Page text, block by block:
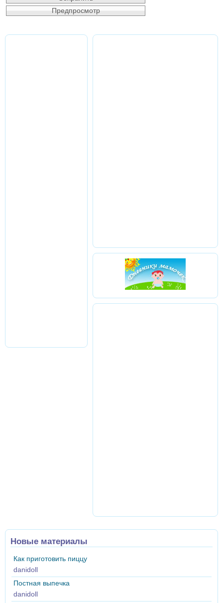
Новые материалы
Как приготовить пиццу
danidoll
Постная выпечка
danidoll